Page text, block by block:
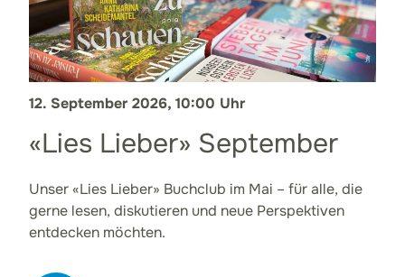
12. September 2026, 10:00 Uhr
«Lies Lieber» September
Unser «Lies Lieber» Buchclub im Mai – für alle, die
gerne lesen, diskutieren und neue Perspektiven
entdecken möchten.